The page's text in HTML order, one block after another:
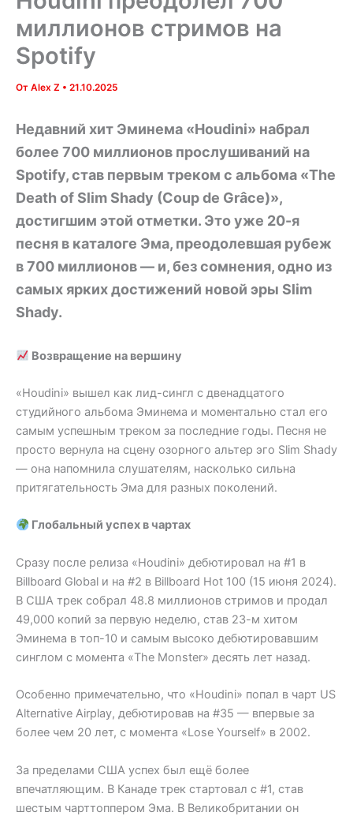
миллионов стримов на
Spotify
От Alex Z • 21.10.2025
Недавний хит Эминема «Houdini» набрал
более 700 миллионов прослушиваний на
Spotify, став первым треком с альбома «The
Death of Slim Shady (Coup de Grâce)»,
достигшим этой отметки. Это уже 20-я
песня в каталоге Эма, преодолевшая рубеж
в 700 миллионов — и, без сомнения, одно из
самых ярких достижений новой эры Slim
Shady.
Возвращение на вершину
«Houdini» вышел как лид-сингл с двенадцатого
студийного альбома Эминема и моментально стал его
самым успешным треком за последние годы. Песня не
просто вернула на сцену озорного альтер эго Slim Shady
— она напомнила слушателям, насколько сильна
притягательность Эма для разных поколений.
Глобальный успех в чартах
Сразу после релиза «Houdini» дебютировал на #1 в
Billboard Global и на #2 в Billboard Hot 100 (15 июня 2024).
В США трек собрал 48.8 миллионов стримов и продал
49,000 копий за первую неделю, став 23-м хитом
Эминема в топ-10 и самым высоко дебютировавшим
синглом с момента «The Monster» десять лет назад.
Особенно примечательно, что «Houdini» попал в чарт US
Alternative Airplay, дебютировав на #35 — впервые за
более чем 20 лет, с момента «Lose Yourself» в 2002.
За пределами США успех был ещё более
впечатляющим. В Канаде трек стартовал с #1, став
шестым чарттоппером Эма. В Великобритании он